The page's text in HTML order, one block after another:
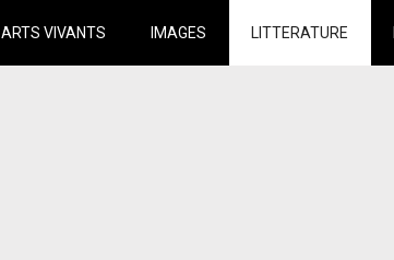
ARTS VIVANTS IMAGES LITTERATURE